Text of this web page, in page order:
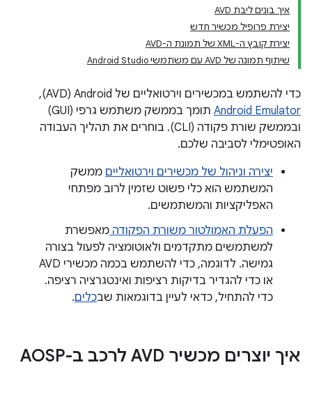
איך בונים ליבת AVD
יצירת פרופיל מכשיר חדש
יצירת קובץ ה-XML של תמונת ה-AVD
שיתוף תמונה של AVD עם משתמשי Android Studio
כדי להשתמש במכשירים וירטואליים של Android‏ (AVD),‏
Android Emulator
תומך בממשק משתמש גרפי (GUI)
ובממשק שורת פקודה (CLI). בוחרים את תהליך העבודה
האופטימלי לסביבה שלכם.
יצירה וניהול של מכשירים וירטואליים ממשק
המשתמש הוא כלי פשוט שזמין לרוב מפתחי
האפליקציות והמשתמשים.
הפעלת האמולטור משורת הפקודה מאפשרת
למשתמשים מתקדמים ולאוטומציה לפעול בצורה
גמישה. לדוגמה, כדי להשתמש בכמה מכשירי AVD
או כדי להגדיר בדיקות רציפות ואינטגרציה רציפה.
כדי להתחיל, כדאי לעיין בדוגמאות שבכלים.
איך יוצרים מכשיר AVD לרכב ב-AOSP